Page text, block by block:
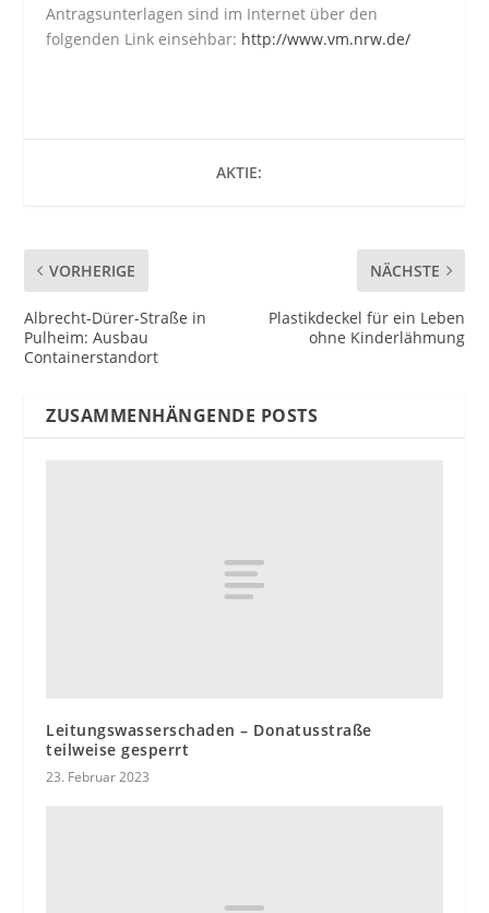
Antragsunterlagen sind im Internet über den
folgenden Link einsehbar: http://www.vm.nrw.de/
AKTIE:
VORHERIGE
Albrecht-Dürer-Straße in
Pulheim: Ausbau
Containerstandort
NÄCHSTE
Plastikdeckel für ein Leben
ohne Kinderlähmung
ZUSAMMENHÄNGENDE POSTS
Leitungswasserschaden – Donatusstraße
teilweise gesperrt
23. Februar 2023